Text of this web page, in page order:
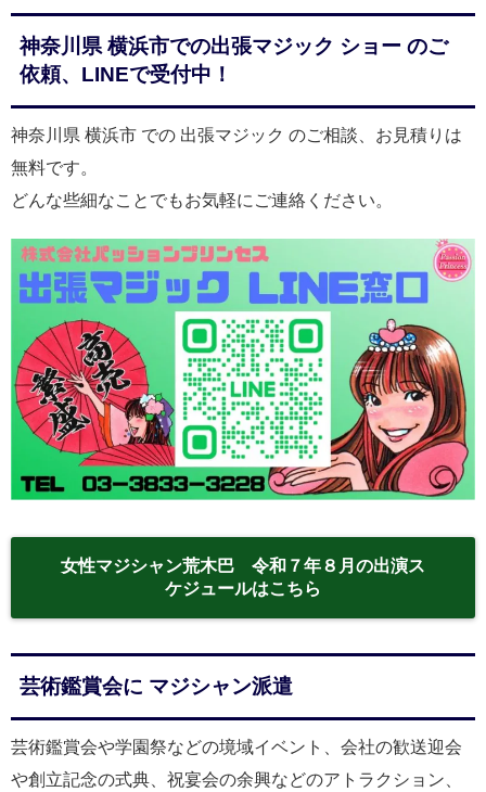
神奈川県 横浜市での出張マジック ショー のご
依頼、LINEで受付中！
神奈川県 横浜市 での 出張マジック のご相談、お見積りは
無料です。
どんな些細なことでもお気軽にご連絡ください。
女性マジシャン荒木巴 令和７年８月の出演ス
ケジュールはこちら
芸術鑑賞会に マジシャン派遣
芸術鑑賞会や学園祭などの境域イベント、会社の歓送迎会
や創立記念の式典、祝宴会の余興などのアトラクション、